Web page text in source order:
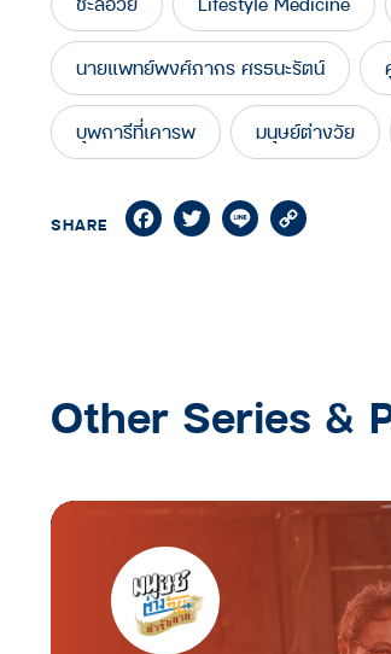
นายแพทย์พงศ์ภากร ศรธนะรัตน์
บุพการีที่เคารพ มนุษย์ต่างวัย
SHARE FacebookTwitterLine
Other Series &